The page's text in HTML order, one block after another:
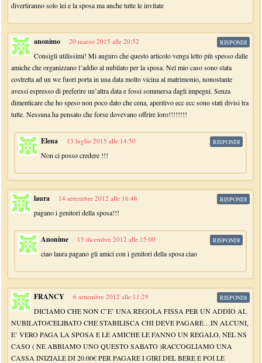
divertiranno solo lei e la sposa ma anche tutte le invitate
anonimo 20 marzo 2015 alle 20:52
Consigli utilissimi! Mi auguro che questo articolo venga letto più spesso dalle
amiche che organizzano l’addio al nubilato per la sposa. Nel mio caso sono stata
costretta ad un we fuori porta in una data molto vicina al matrimonio, nonostante
avessi espresso di preferire un’altra data e fossi sommersa dagli impegni. Senza
dimenticare che ho speso non poco dato che cena, aperitivo ecc ecc sono stati divisi tra
tutte. Nessuna ha pensato che forse dovevano offrire loro!!!!!!!!
RISPONDI
Elena 13 luglio 2015 alle 14:50
Non ci posso credere !!!
RISPONDI
laura 14 settembre 2012 alle 16:48
pagano i genitori della sposa!!!
RISPONDI
Anonime 15 dicembre 2012 alle 15:00
ciao laura pagano gli amici con i genitori della sposa ciao
RISPONDI
FRANCY 6 settembre 2012 alle 11:29
DICIAMO CHE NON C’E’ UNA REGOLA FISSA PER UN ADDIO AL
NUBILATO/CELIBATO CHE STABILISCA CHI DEVE PAGARE…IN ALCUNI,
E’ VERO PAGA LA SPOSA E LE AMICHE LE FANNO UN REGALO, NEL NS
CASO ( NE ABBIAMO UNO QUESTO SABATO )RACCOGLIAMO UNA
CASSA INIZIALE DI 20.00€ PER PAGARE I GIRI DEL BERE E POI LE
RISPONDI